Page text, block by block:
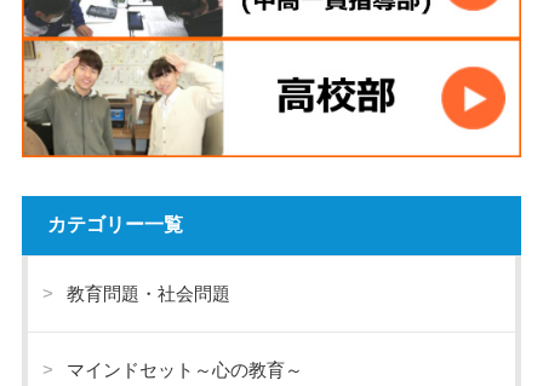
カテゴリー一覧
教育問題・社会問題
マインドセット～心の教育～